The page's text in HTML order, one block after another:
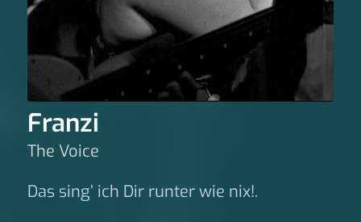
Franzi
The Voice
Das sing’ ich Dir runter wie nix!.